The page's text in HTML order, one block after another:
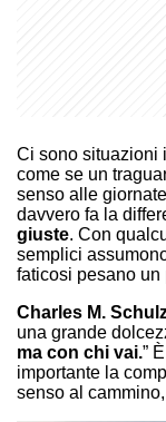
Ci sono situazioni
come se un
senso alle
davvero fa la
giuste. Con
semplici
faticosi pesano un
Charles M.
una grande
ma con chi vai.”
importante la
senso al